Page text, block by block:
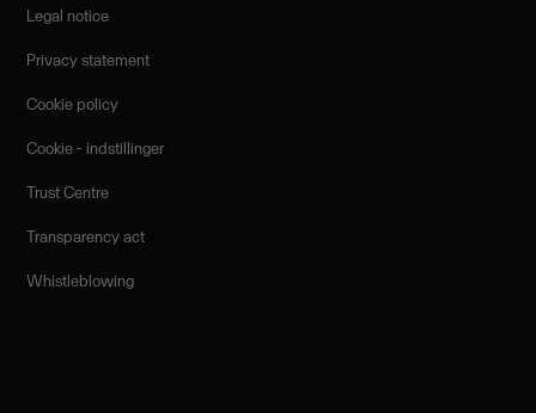
Legal notice
Privacy statement
Cookie policy
Cookie - indstillinger
Trust Centre
Transparency act
Whistleblowing